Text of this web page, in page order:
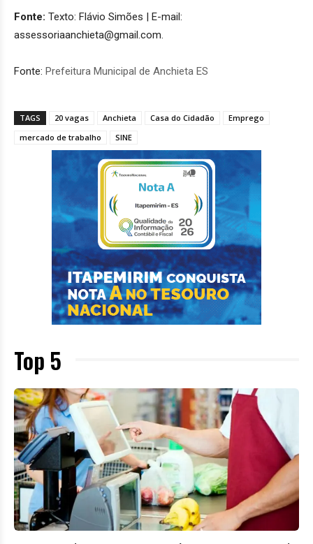
Fonte: Texto: Flávio Simões | E-mail:
assessoriaanchieta@gmail.com.
Fonte: Prefeitura Municipal de Anchieta ES
TAGS 20 vagas Anchieta Casa do Cidadão
Emprego
mercado de trabalho
SINE
Top 5